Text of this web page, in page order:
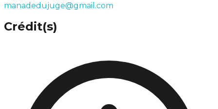
manadedujuge@gmail.com
Crédit(s)